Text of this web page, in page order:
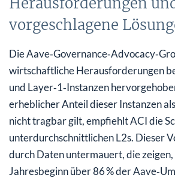
vorgeschlagene
Die
wirtschaftliche Herausforderungen
und Layer‑1‑Instanzen
erheblicher Anteil dieser Instanzen
nicht tragbar gilt, empfiehlt ACI die
unterdurchschnittlichen L2s. Dieser
durch Daten untermauert, die zeigen,
Jahresbeginn über 86 % der